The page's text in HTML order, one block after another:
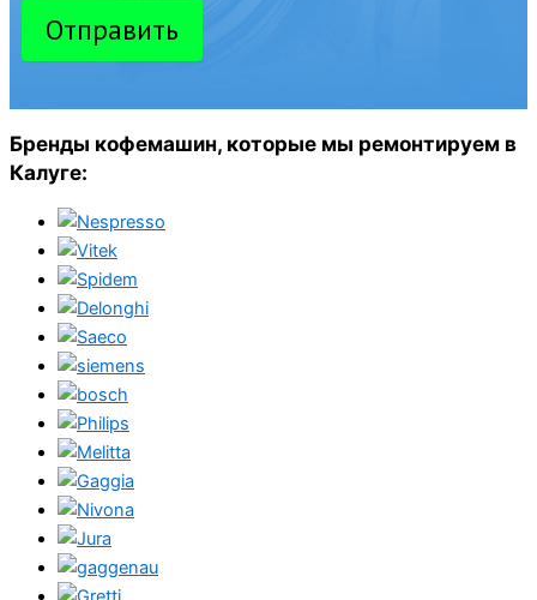
Отправить
Бренды кофемашин, которые мы ремонтируем в
Калуге: